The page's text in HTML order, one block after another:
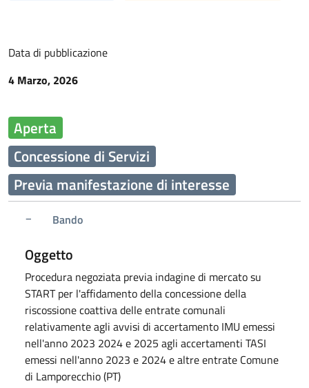
Data di pubblicazione
4 Marzo, 2026
Aperta
Concessione di Servizi
Previa manifestazione di interesse
Bando
Oggetto
Procedura negoziata previa indagine di mercato su
START per l'affidamento della concessione della
riscossione coattiva delle entrate comunali
relativamente agli avvisi di accertamento IMU emessi
nell'anno 2023 2024 e 2025 agli accertamenti TASI
emessi nell'anno 2023 e 2024 e altre entrate Comune
di Lamporecchio (PT)